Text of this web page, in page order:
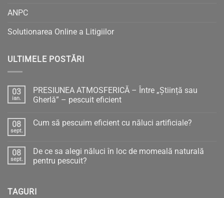
ANPC
Solutionarea Online a Litigiilor
ULTIMELE POSTĂRI
03
ian.
PRESIUNEA ATMOSFERICĂ – Între „Știință sau
Gherlă” – pescuit eficient
la
Între
„Știință
sau
eficient
08
sept.
Cum să pescuim eficient cu năluci artificiale?
Cum
să
pescuim
artificiale?
08
sept.
De ce sa alegi năluci în loc de momeală naturală
pentru pescuit?
De
ce
TAGURI